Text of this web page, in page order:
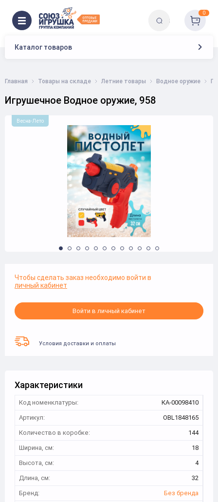
Каталог товаров
0
Главная Товары на складе Летние товары Водное оружие
Игрушечное Водное оружие, 958
Весна-Лето
Чтобы сделать заказ необходимо войти в
личный кабинет
Войти в личный кабинет
Условия доставки и оплаты
Характеристики
Код номенклатуры:
КА-00098410
Артикул:
OBL1848165
Количество в коробке:
144
Ширина, см:
18
Высота, см:
4
Длина, см:
32
Бренд:
Без бренда